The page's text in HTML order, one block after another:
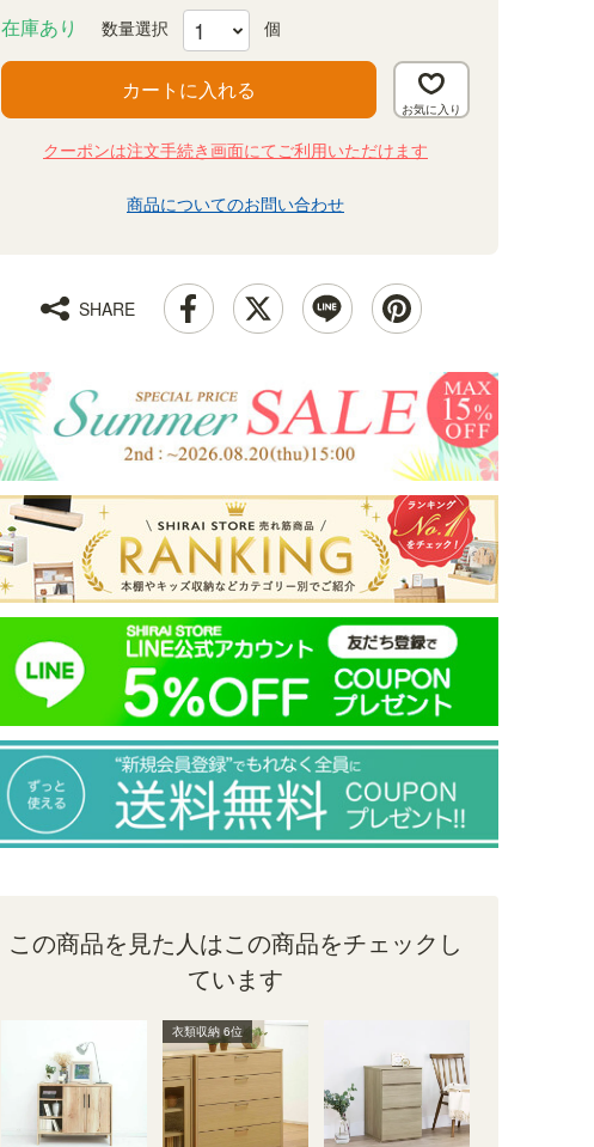
在庫あり
カートに入れる
クーポンは注文手続き画面にてご利用いただけます
商品についてのお問い合わせ
SHARE
この商品を見た人はこの商品をチェックし
ています
衣類収納 6位